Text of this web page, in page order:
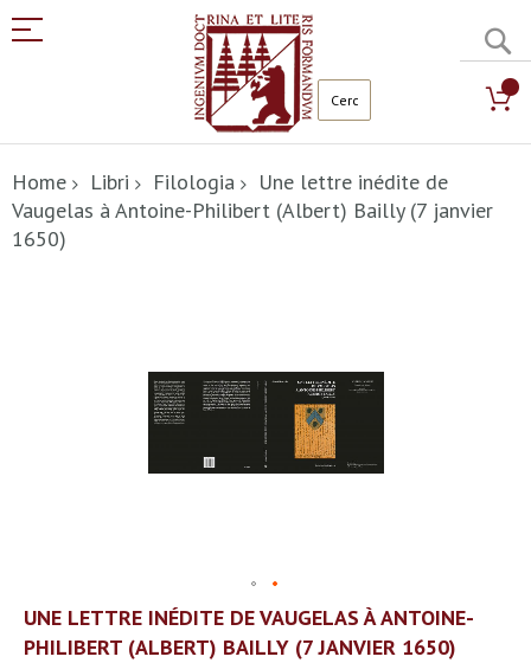
al
contenuto
Home Libri Filologia
Une lettre inédite de
Vaugelas à Antoine-Philibert (Albert) Bailly (7 janvier
1650)
Vai
all'inizio
della
UNE LETTRE INÉDITE DE VAUGELAS À ANTOINE-
PHILIBERT (ALBERT) BAILLY (7 JANVIER 1650)